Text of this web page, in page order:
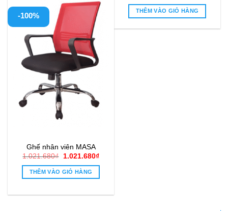
THÊM VÀO GIỎ HÀNG
-100%
Ghế nhân viên MASA
1.021.680₫
Giá
là:
1.021.680₫.
1.021.680₫Giá
THÊM VÀO GIỎ HÀNG